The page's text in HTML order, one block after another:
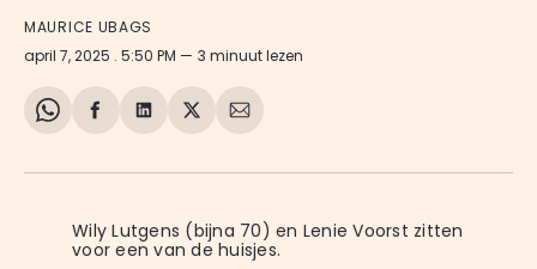
MAURICE UBAGS
april 7, 2025 . 5:50 PM 3 minuut lezen
Share
WhatsApp
Delen
Facebook
Delen
LinkedIn
Share
X
Deel
E-
Wily Lutgens (bijna 70) en Lenie Voorst zitten
voor een van de huisjes.